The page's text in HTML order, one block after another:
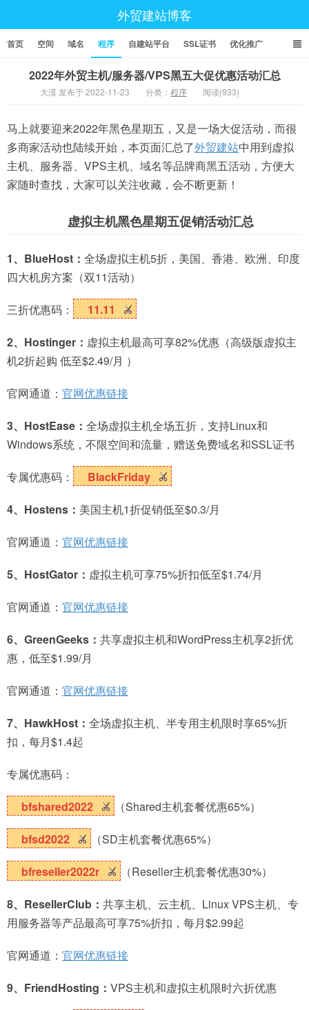
外贸建站博客
首页 空间 域名 程序 自建站平台 SSL证书 优化推广
2022年外贸主机/服务器/VPS黑五大促优惠活动汇总
大漠 发布于 2022-11-23 分类： 程序 阅读(933)
马上就要迎来2022年黑色星期五，又是一场大促活动，而很
多商家活动也陆续开始，本页面汇总了外贸建站中用到虚拟
主机、服务器、VPS主机、域名等品牌商黑五活动，方便大
家随时查找，大家可以关注收藏，会不断更新！
虚拟主机黑色星期五促销活动汇总
1、BlueHost： 全场虚拟主机5折，美国、香港、欧洲、印度
四大机房方案（双11活动）
三折优惠码： 11.11
2、Hostinger： 虚拟主机最高可享82%优惠（高级版虚拟主
机2折起购 低至$2.49/月 ）
官网通道： 官网优惠链接
3、HostEase： 全场虚拟主机全场五折，支持Linux和
Windows系统，不限空间和流量，赠送免费域名和SSL证书
专属优惠码： BlackFriday
4、Hostens： 美国主机1折促销低至$0.3/月
官网通道： 官网优惠链接
5、HostGator： 虚拟主机可享75%折扣低至$1.74/月
官网通道： 官网优惠链接
6、GreenGeeks： 共享虚拟主机和WordPress主机享2折优
惠，低至$1.99/月
官网通道： 官网优惠链接
7、HawkHost： 全场虚拟主机、半专用主机限时享65%折
扣，每月$1.4起
专属优惠码：
bfshared2022 （Shared主机套餐优惠65%）
bfsd2022 （SD主机套餐优惠65%）
bfreseller2022r （Reseller主机套餐优惠30%）
8、ResellerClub： 共享主机、云主机、Linux VPS主机、专
用服务器等产品最高可享75%折扣，每月$2.99起
官网通道： 官网优惠链接
9、FriendHosting： VPS主机和虚拟主机限时六折优惠